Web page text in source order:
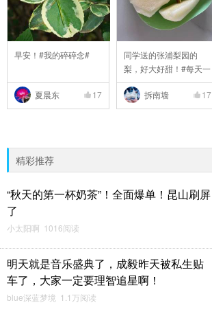
早安！#我的碎碎念#
夏晨东 17
同学送的张浦梨园的
梨，好大好甜！#每天一
..
拆南墙
17
精彩推荐
“秋天的第一杯奶茶”！全面爆单！昆山刷屏
了
小太阳啊 1016阅读
明天就是音乐盛典了，成毅昨天被私生贴
车了，大家一定要理智追星啊！
blue深蓝梦境 1.1万阅读